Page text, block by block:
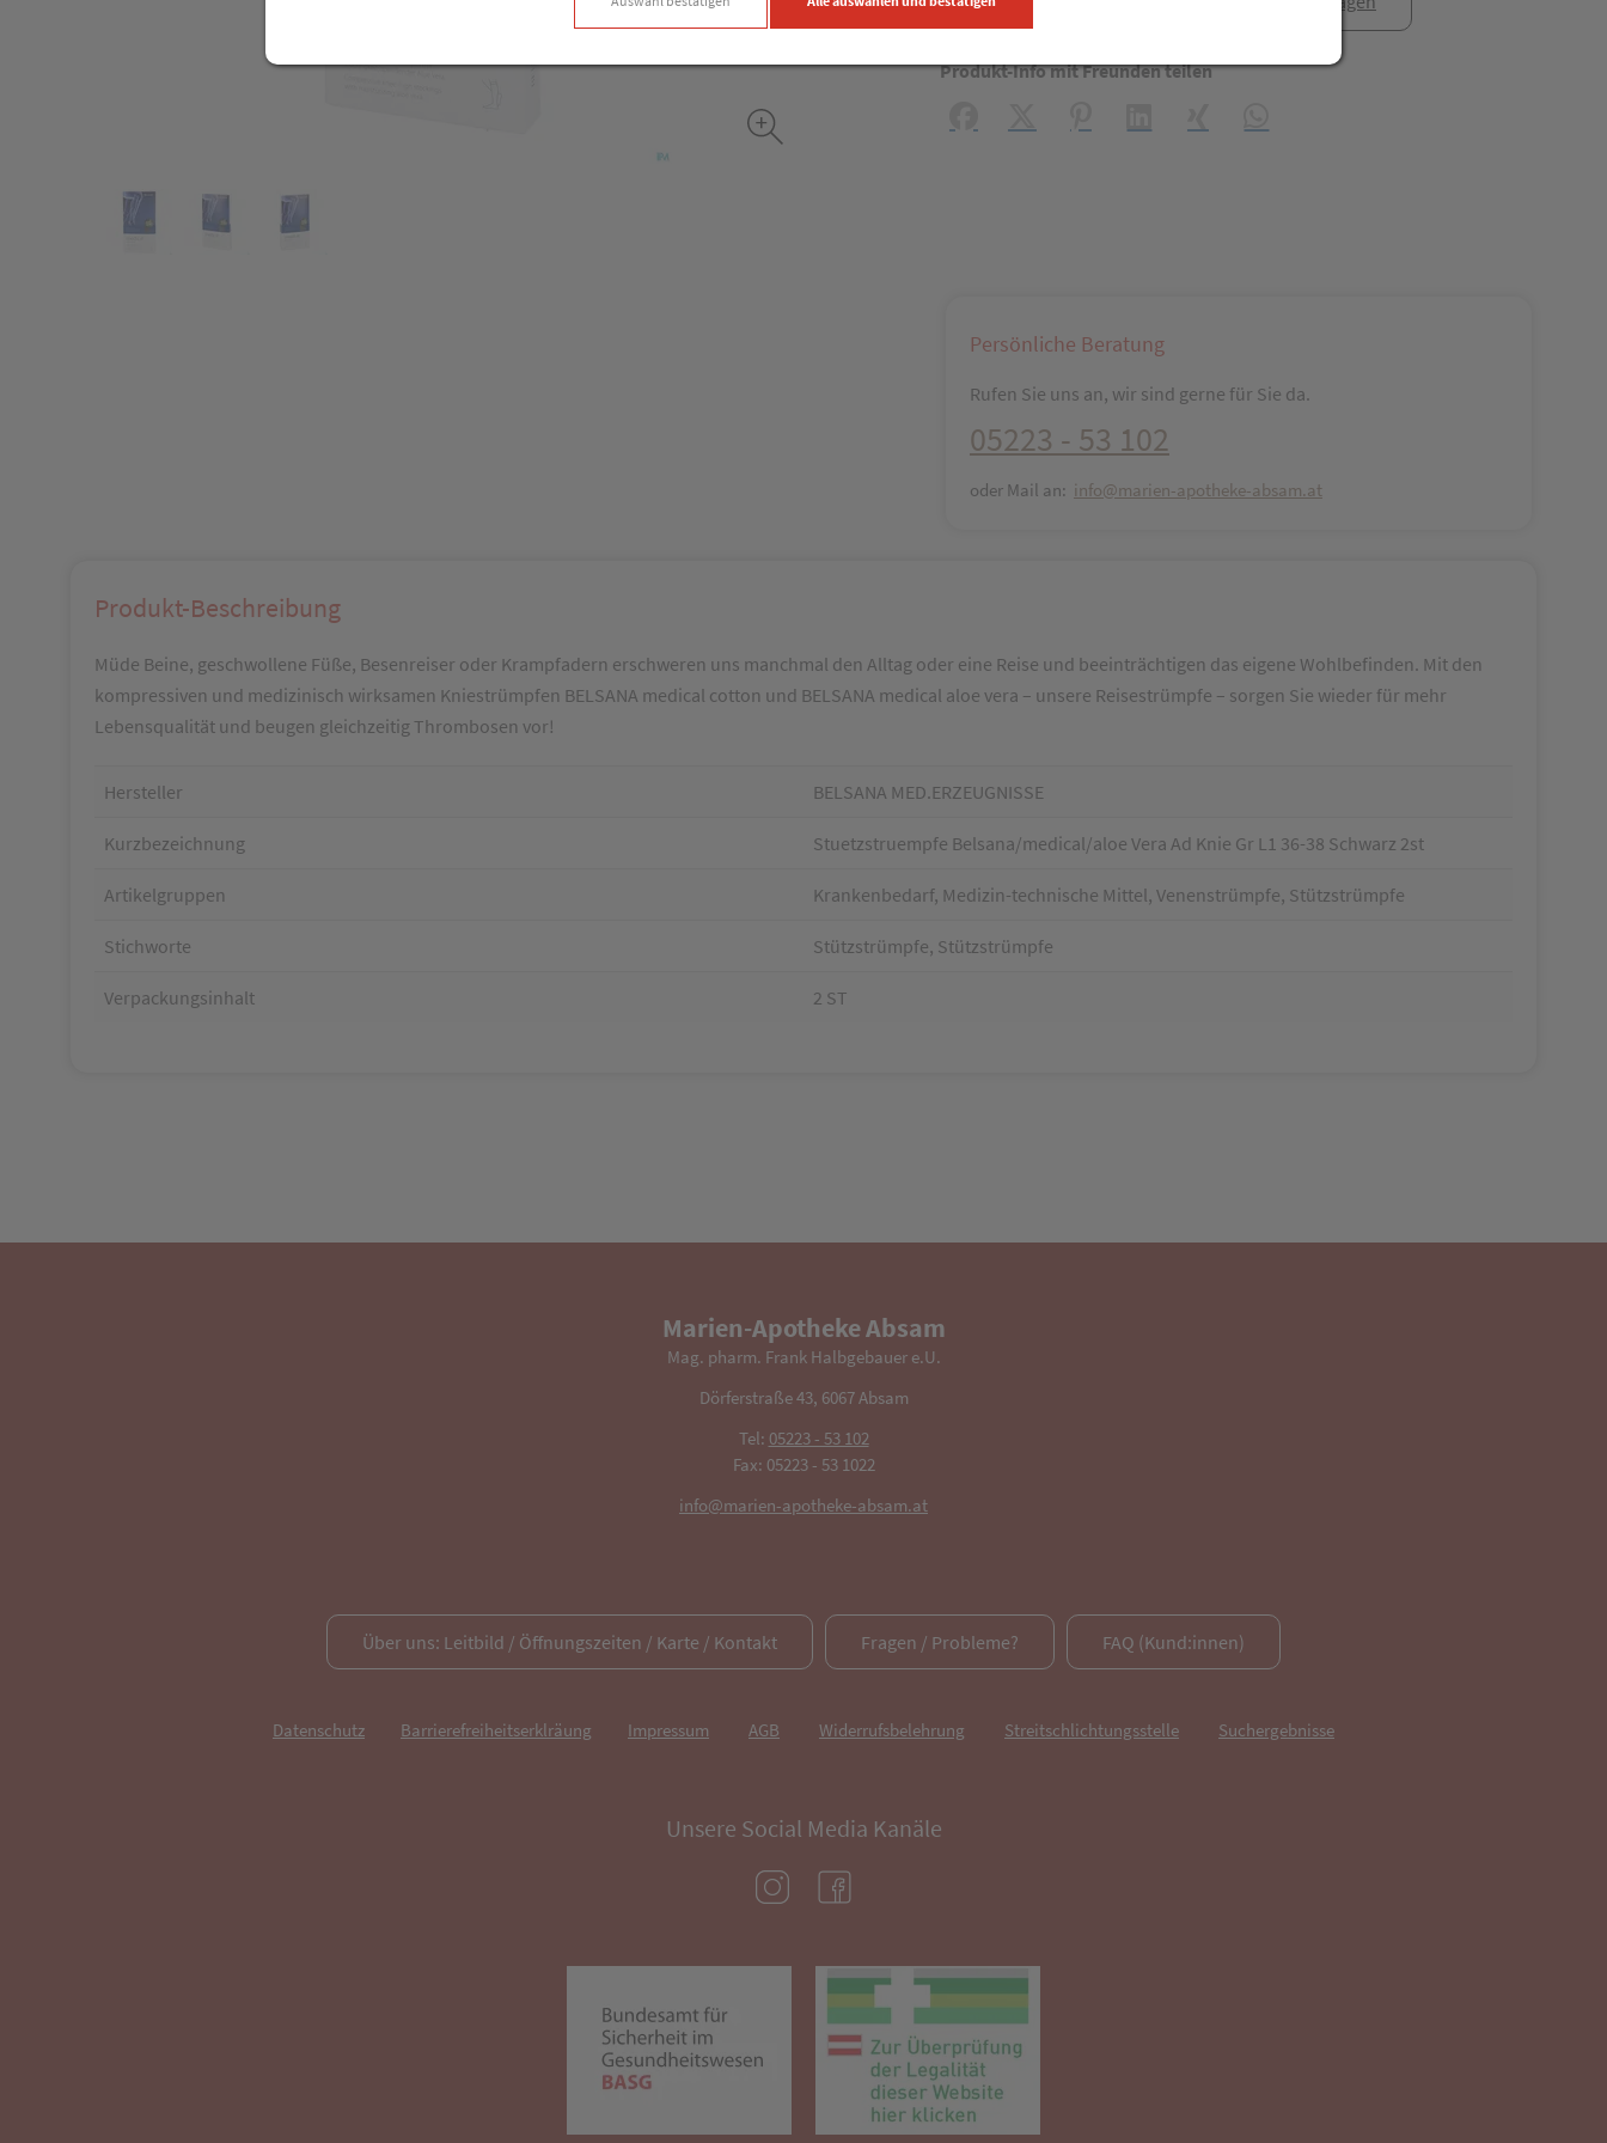
Produkt-Info mit Freunden teilen
Persönliche Beratung
Rufen Sie uns an, wir sind gerne für Sie da.
05223 - 53 102
oder Mail an: info@marien-apotheke-absam.at
Produkt-Beschreibung
Müde Beine, geschwollene Füße, Besenreiser oder Krampfadern erschweren uns manchmal den Alltag oder eine Reise und beeinträchtigen das eigene Wohlbefinden. Mit den
kompressiven und medizinisch wirksamen Kniestrümpfen BELSANA medical cotton und BELSANA medical aloe vera – unsere Reisestrümpfe – sorgen Sie wieder für mehr
Lebensqualität und beugen gleichzeitig Thrombosen vor!
Hersteller BELSANA MED.ERZEUGNISSE
Kurzbezeichnung Stuetzstruempfe Belsana/medical/aloe Vera Ad Knie Gr L1 36-38 Schwarz 2st
Artikelgruppen Krankenbedarf, Medizin-technische Mittel, Venenstrümpfe, Stützstrümpfe
Stichworte Stützstrümpfe, Stützstrümpfe
Verpackungsinhalt 2 ST
Marien-Apotheke Absam
Mag. pharm. Frank Halbgebauer e.U.
Dörferstraße 43, 6067 Absam
Tel: 05223 - 53 102
Fax: 05223 - 53 1022
info@marien-apotheke-absam.at
Über uns: Leitbild / Öffnungszeiten / Karte / Kontakt Fragen / Probleme? FAQ (Kund:innen)
Datenschutz Barrierefreiheitserklräung Impressum AGB Widerrufsbelehrung Streitschlichtungsstelle Suchergebnisse
Unsere Social Media Kanäle
(öffnet in neuem Tab)
(öffnet in neuem Tab)